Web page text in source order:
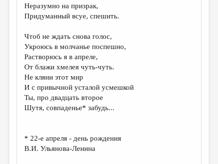
КНИЖНАЯ ПОЛКА
СТРАНИЦЫ ПАМЯТИ
ОБЪЯВЛЕНИЯ
КОЛОНКА РЕДАКТОРА
РЕДКОЛЛЕГИЯ
ЭССЕИСТИКА
Неразумно на призрак,
Придуманный всуе, спешить.
Чтоб не ждать снова голос,
Укроюсь в молчанье поспешно,
Растворюсь я в апреле,
От блажи хмелея чуть-чуть.
Не кляни этот мир
И c привычной усталой усмешкой
Ты, про двадцать второе
Шутя, совпаденье* забудь...
* 22-е апреля - день рождения
В.И. Ульянова-Ленина